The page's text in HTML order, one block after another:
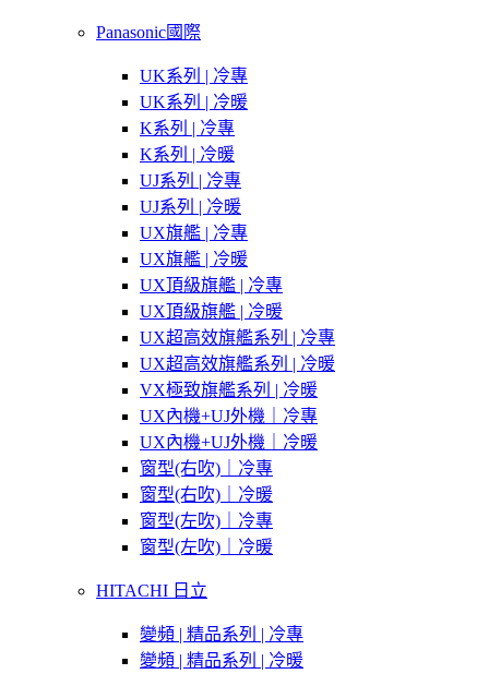
Panasonic國際
UK系列 | 冷專
UK系列 | 冷暖
K系列 | 冷專
K系列 | 冷暖
UJ系列 | 冷專
UJ系列 | 冷暖
UX旗艦 | 冷專
UX旗艦 | 冷暖
UX頂級旗艦 | 冷專
UX頂級旗艦 | 冷暖
UX超高效旗艦系列 | 冷專
UX超高效旗艦系列 | 冷暖
VX極致旗艦系列 | 冷暖
UX內機+UJ外機｜冷專
UX內機+UJ外機｜冷暖
窗型(右吹)｜冷專
窗型(右吹)｜冷暖
窗型(左吹)｜冷專
窗型(左吹)｜冷暖
HITACHI 日立
變頻 | 精品系列 | 冷專
變頻 | 精品系列 | 冷暖